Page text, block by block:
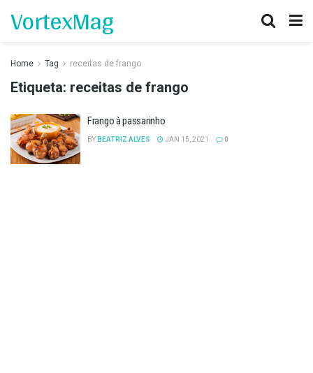
VortexMag
Home Tag receitas de frango
Etiqueta: receitas de frango
Frango à passarinho
BY BEATRIZ ALVES JAN 15, 2021 0